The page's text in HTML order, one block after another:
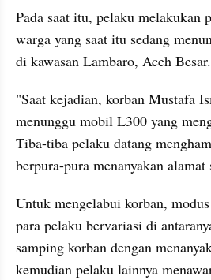
Pada saat itu, pelaku melakukan
warga yang saat itu sedang
di kawasan Lambaro, Aceh Besar.
"Saat kejadian, korban Mustafa
menunggu mobil L300 yang
Tiba-tiba pelaku datang
berpura-pura menanyakan alamat
Untuk mengelabui korban,
para pelaku bervariasi di
samping korban dengan
kemudian pelaku lainnya